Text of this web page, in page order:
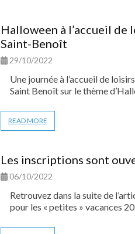
Halloween à l’accueil de
Saint-Benoît
29/10/2022
Une journée à l’accueil de
Saint Benoît sur le thème
READ MORE
Les inscriptions sont
06/10/2022
Retrouvez dans la suite de
pour les « petites » vacances